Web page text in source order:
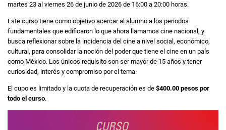
martes 23 al viernes 26 de junio de 2026 de 16:00 a 20:00 horas.
Este curso tiene como objetivo acercar al alumno a los periodos
fundamentales que edificaron lo que ahora llamamos cine nacional, y
busca reflexionar sobre la incidencia del cine a nivel social, económico,
cultural, para consolidar la noción del poder que tiene el cine en un país
como México. Los únicos requisito son ser mayor de 15 años y tener
curiosidad, interés y compromiso por el tema.
El cupo es limitado y la cuota de recuperación es de $400.00 pesos por
todo el curso.